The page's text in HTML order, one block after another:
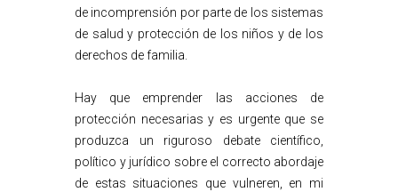
de incomprensión por parte de los sistemas
de salud y protección de los niños y de los
derechos de familia.
Hay que emprender las acciones de
protección necesarias y es urgente que se
produzca un riguroso debate científico,
político y jurídico sobre el correcto abordaje
de estas situaciones que vulneren, en mi